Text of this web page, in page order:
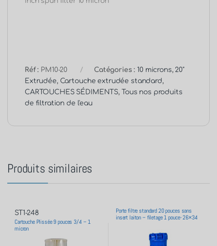
Réf : PM10-20 Catégories :10 microns, 20"
Extrudée, Cartouche extrudée standard,
CARTOUCHES SÉDIMENTS,
Tous nos produits
de filtration de l'eau
Produits similaires
ST1-248
Cartouche Plissée 9 pouces 3/4 – 1
micron
Porte filtre standard 20 pouces sans
insert laiton – filetage 1 pouce- 26×34